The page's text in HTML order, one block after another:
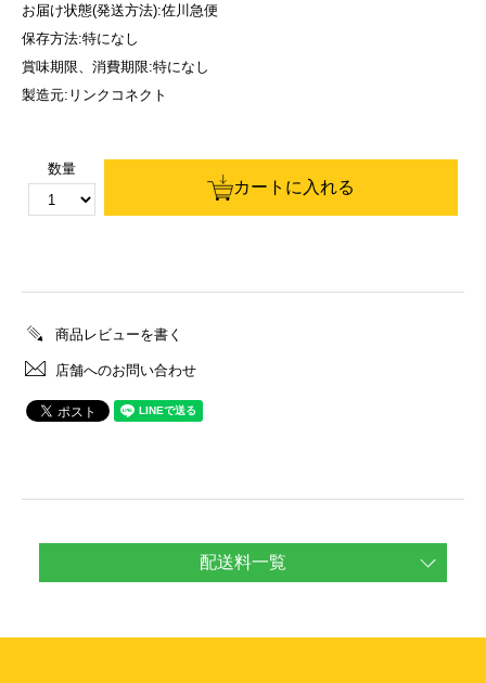
お届け状態(発送方法):佐川急便
保存方法:特になし
賞味期限、消費期限:特になし
製造元:リンクコネクト
数量
カートに入れる
商品レビューを書く
店舗へのお問い合わせ
配送料一覧